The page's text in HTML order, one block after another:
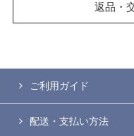
返品・
ご利用ガイド
配送・支払い方法